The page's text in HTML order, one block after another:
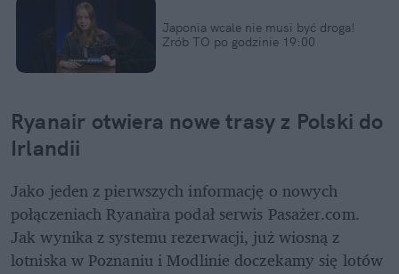
Japonia wcale nie musi być droga!
Zrób TO po godzinie 19:00
Ryanair otwiera nowe trasy z Polski do
Irlandii
Jako jeden z pierwszych informację o nowych
połączeniach Ryanaira podał serwis Pasażer.com.
Jak wynika z systemu rezerwacji, już wiosną z
lotniska w Poznaniu i Modlinie doczekamy się lotów